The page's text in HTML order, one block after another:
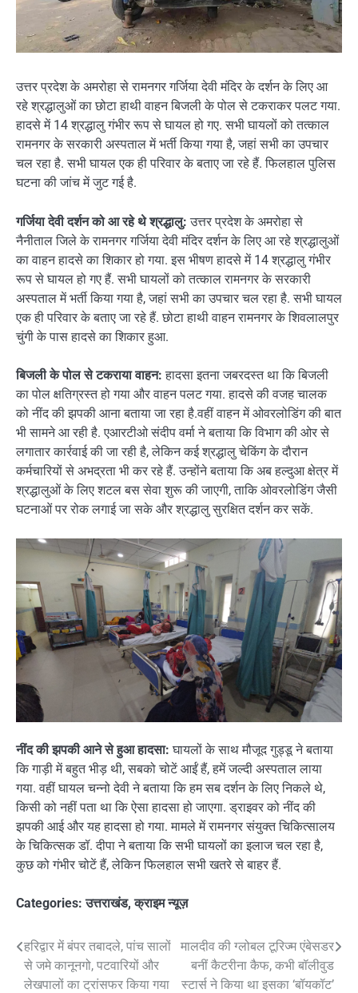
उत्तर प्रदेश के अमरोहा से रामनगर गर्जिया देवी मंदिर के दर्शन के लिए आ
रहे श्रद्धालुओं का छोटा हाथी वाहन बिजली के पोल से टकराकर पलट गया.
हादसे में 14 श्रद्धालु गंभीर रूप से घायल हो गए. सभी घायलों को तत्काल
रामनगर के सरकारी अस्पताल में भर्ती किया गया है, जहां सभी का उपचार
चल रहा है. सभी घायल एक ही परिवार के बताए जा रहे हैं. फिलहाल पुलिस
घटना की जांच में जुट गई है.
गर्जिया देवी दर्शन को आ रहे थे श्रद्धालु:उत्तर प्रदेश के अमरोहा से
नैनीताल जिले के रामनगर गर्जिया देवी मंदिर दर्शन के लिए आ रहे श्रद्धालुओं
का वाहन हादसे का शिकार हो गया. इस भीषण हादसे में 14 श्रद्धालु गंभीर
रूप से घायल हो गए हैं. सभी घायलों को तत्काल रामनगर के सरकारी
अस्पताल में भर्ती किया गया है, जहां सभी का उपचार चल रहा है. सभी घायल
एक ही परिवार के बताए जा रहे हैं. छोटा हाथी वाहन रामनगर के शिवलालपुर
चुंगी के पास हादसे का शिकार हुआ.
बिजली के पोल से टकराया वाहन:हादसा इतना जबरदस्त था कि बिजली
का पोल क्षतिग्रस्त हो गया और वाहन पलट गया. हादसे की वजह चालक
को नींद की झपकी आना बताया जा रहा है.वहीं वाहन में ओवरलोडिंग की बात
भी सामने आ रही है. एआरटीओ संदीप वर्मा ने बताया कि विभाग की ओर से
लगातार कार्रवाई की जा रही है, लेकिन कई श्रद्धालु चेकिंग के दौरान
कर्मचारियों से अभद्रता भी कर रहे हैं. उन्होंने बताया कि अब हल्दुआ क्षेत्र में
श्रद्धालुओं के लिए शटल बस सेवा शुरू की जाएगी, ताकि ओवरलोडिंग जैसी
घटनाओं पर रोक लगाई जा सके और श्रद्धालु सुरक्षित दर्शन कर सकें.
नींद की झपकी आने से हुआ हादसा:घायलों के साथ मौजूद गुड्डू ने बताया
कि गाड़ी में बहुत भीड़ थी, सबको चोटें आईं हैं, हमें जल्दी अस्पताल लाया
गया. वहीं घायल चन्नो देवी ने बताया कि हम सब दर्शन के लिए निकले थे,
किसी को नहीं पता था कि ऐसा हादसा हो जाएगा. ड्राइवर को नींद की
झपकी आई और यह हादसा हो गया. मामले में रामनगर संयुक्त चिकित्सालय
के चिकित्सक डॉ. दीपा ने बताया कि सभी घायलों का इलाज चल रहा है,
कुछ को गंभीर चोटें हैं, लेकिन फिलहाल सभी खतरे से बाहर हैं.
Categories:उत्तराखंड,क्राइम न्यूज़
Post
navigation
हरिद्वार में बंपर तबादले, पांच सालों
से जमे कानूनगो, पटवारियों और
लेखपालों का ट्रांसफर किया गया
मालदीव की ग्लोबल टूरिज्म एंबेसडर
बनीं कैटरीना कैफ, कभी बॉलीवुड
स्टार्स ने किया था इसका ‘बॉयकॉट’